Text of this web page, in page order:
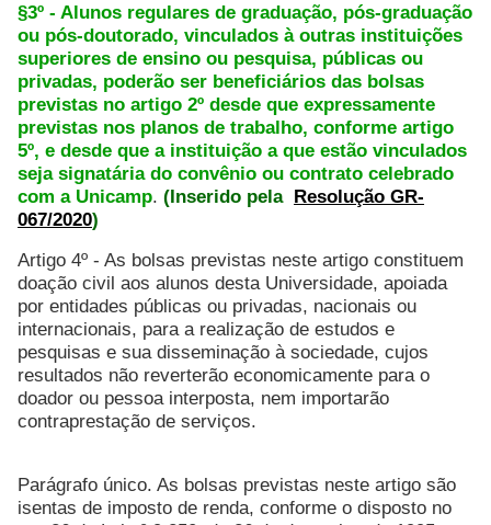
§3º - Alunos regulares de graduação, pós-graduação
ou pós-doutorado, vinculados à outras instituições
superiores de ensino ou pesquisa, públicas ou
privadas, poderão ser beneficiários das bolsas
previstas no artigo 2º desde que expressamente
previstas nos planos de trabalho, conforme artigo
5º, e desde que a instituição a que estão vinculados
seja signatária do convênio ou contrato celebrado
com a Unicamp. (Inserido pela Resolução GR-
067/2020)
Artigo 4º - As bolsas previstas neste artigo constituem
doação civil aos alunos desta Universidade, apoiada
por entidades públicas ou privadas, nacionais ou
internacionais, para a realização de estudos e
pesquisas e sua disseminação à sociedade, cujos
resultados não reverterão economicamente para o
doador ou pessoa interposta, nem importarão
contraprestação de serviços.
Parágrafo único. As bolsas previstas neste artigo são
isentas de imposto de renda, conforme o disposto no